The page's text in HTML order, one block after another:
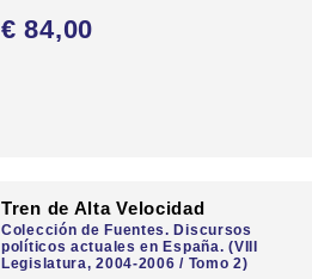
€ 84,00
Tren de Alta Velocidad
Colección de Fuentes. Discursos
políticos actuales en España. (VIII
Legislatura, 2004-2006 / Tomo 2)